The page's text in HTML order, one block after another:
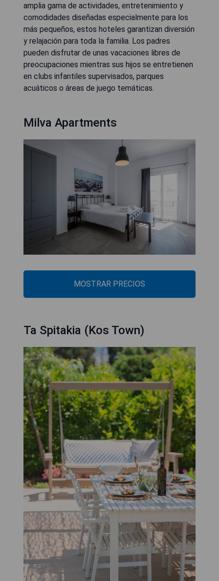
amplia gama de actividades, entretenimiento y
comodidades diseñadas especialmente para los
más pequeños, estos hoteles garantizan diversión
y relajación para toda la familia. Los padres
pueden disfrutar de unas vacaciones libres de
preocupaciones mientras sus hijos se entretienen
en clubs infantiles supervisados, parques
acuáticos o áreas de juego temáticas.
Milva Apartments
MOSTRAR PRECIOS
Ta Spitakia (Kos Town)